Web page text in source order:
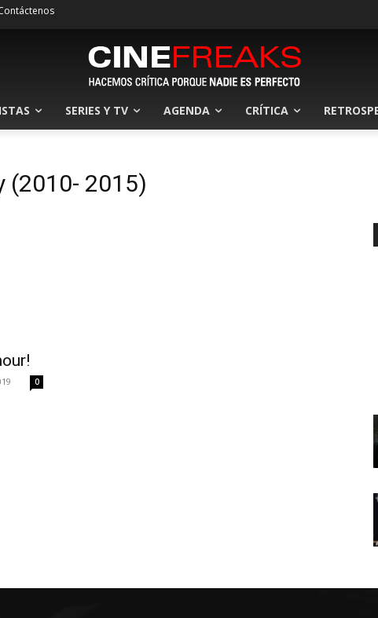
SERIES Y TV AGENDA CRÍTICA
(2010- 2015)
0